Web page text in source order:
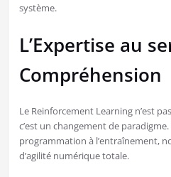
système.
L’Expertise au
Compréhension
Le Reinforcement Learning n’est
c’est un changement de
programmation à l’entraînement,
d’agilité numérique totale.